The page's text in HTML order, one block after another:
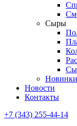
Сыры
Новинки
Новости
Контакты
+7 (343) 255-44-14